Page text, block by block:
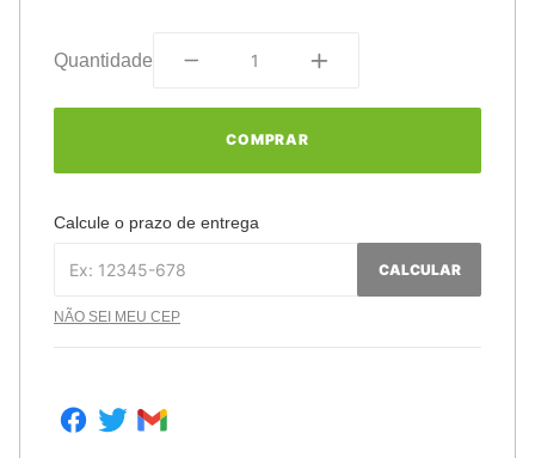
Quantidade
COMPRAR
Calcule o prazo de entrega
CALCULAR
NÃO SEI MEU CEP